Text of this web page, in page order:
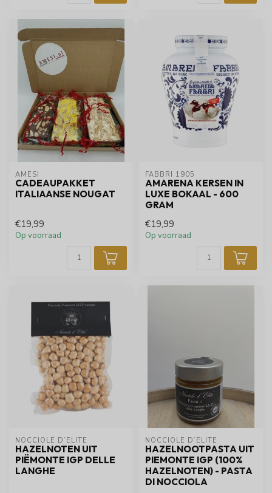
AMESI
CADEAUPAKKET
ITALIAANSE NOUGAT
€19,99
Op voorraad
FABBRI 1905
AMARENA KERSEN IN
LUXE BOKAAL - 600
GRAM
€19,99
Op voorraad
NOCCIOLE D’ELITE
HAZELNOTEN UIT
PIËMONTE IGP DELLE
LANGHE
NOCCIOLE D’ELITE
HAZELNOOTPASTA UIT
PIEMONTE IGP (100%
HAZELNOTEN) - PASTA
DI NOCCIOLA